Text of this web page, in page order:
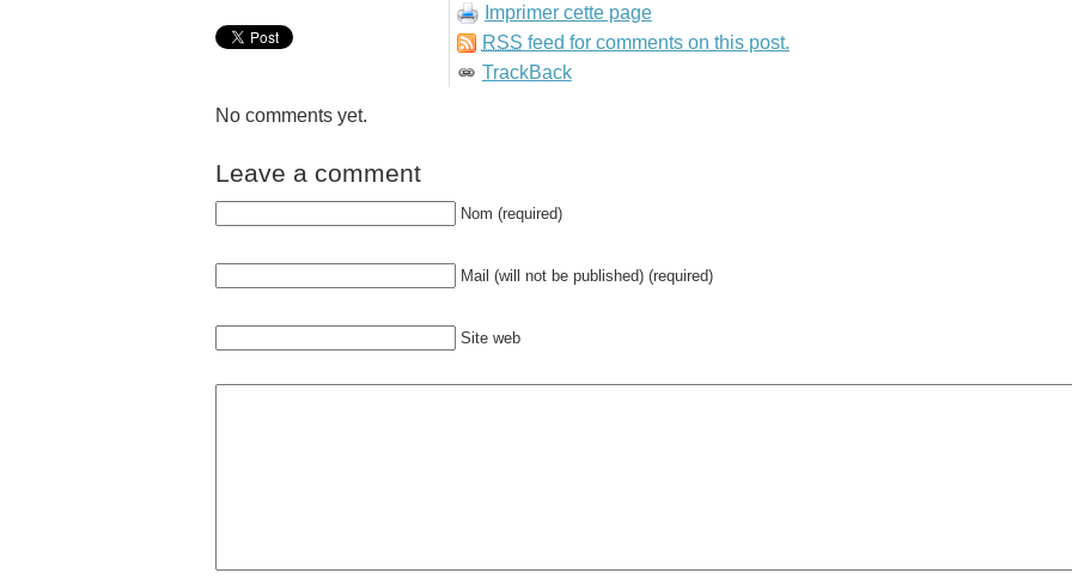
Imprimer cette page
RSS feed for comments on this post.
TrackBack
No comments yet.
Leave a comment
Nom (required)
Mail (will not be published) (required)
Site web